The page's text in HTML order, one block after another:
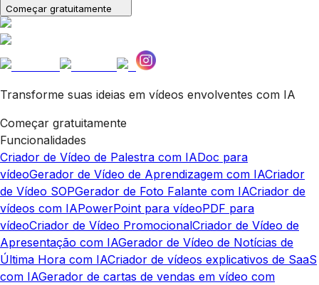
Começar gratuitamente
Transforme suas ideias em vídeos envolventes com IA
Começar gratuitamente
Funcionalidades
Criador de Vídeo de Palestra com IADoc para
vídeoGerador de Vídeo de Aprendizagem com IACriador
de Vídeo SOPGerador de Foto Falante com IACriador de
vídeos com IAPowerPoint para vídeoPDF para
vídeoCriador de Vídeo PromocionalCriador de Vídeo de
Apresentação com IAGerador de Vídeo de Notícias de
Última Hora com IACriador de vídeos explicativos de SaaS
com IAGerador de cartas de vendas em vídeo com